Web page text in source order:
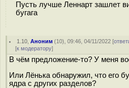
Пусть лучше Леннарт зашлет
бугага
1.10 ,Аноним (10), 09:46, 04/11/2022 [
[к модератору]
В чём предложение-то? У меня
Или Лёнька обнаружил, что его
ядра с других разделов?